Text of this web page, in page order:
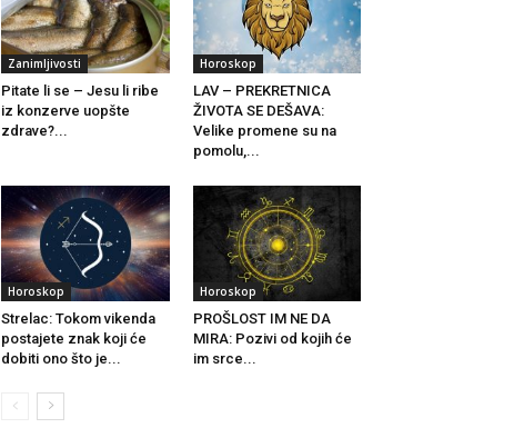
Zanimljivosti
Pitate li se – Jesu li ribe
iz konzerve uopšte
zdrave?...
Horoskop
LAV – PREKRETNICA
ŽIVOTA SE DEŠAVA:
Velike promene su na
pomolu,...
Horoskop
Strelac: Tokom vikenda
postajete znak koji će
dobiti ono što je...
Horoskop
PROŠLOST IM NE DA
MIRA: Pozivi od kojih će
im srce...